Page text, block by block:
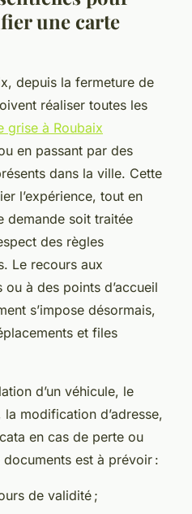
une carte
depuis la fermeture de
réaliser toutes les
grise à Roubaix
en passant par des
dans la ville. Cette
l’expérience, tout en
demande soit traitée
des règles
Le recours aux
à des points d’accueil
s’impose désormais,
et files
d’un véhicule, le
modification d’adresse,
en cas de perte ou
est à prévoir :
de validité ;